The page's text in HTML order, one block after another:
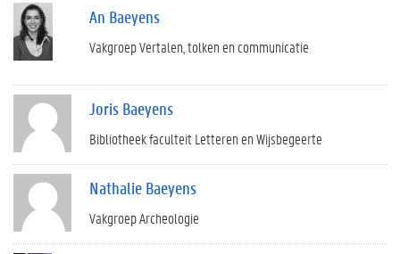
An Baeyens
Vakgroep Vertalen, tolken en communicatie
Joris Baeyens
Bibliotheek faculteit Letteren en Wijsbegeerte
Nathalie Baeyens
Vakgroep Archeologie